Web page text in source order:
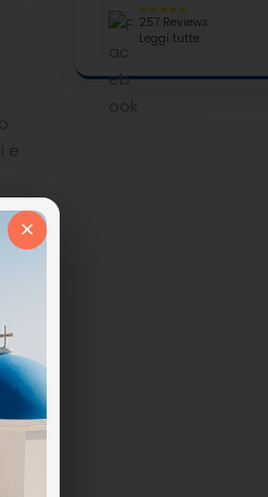
★★★★★
257 Reviews
Leggi tutte
×